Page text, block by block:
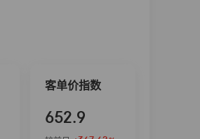
客单价指数
652.9